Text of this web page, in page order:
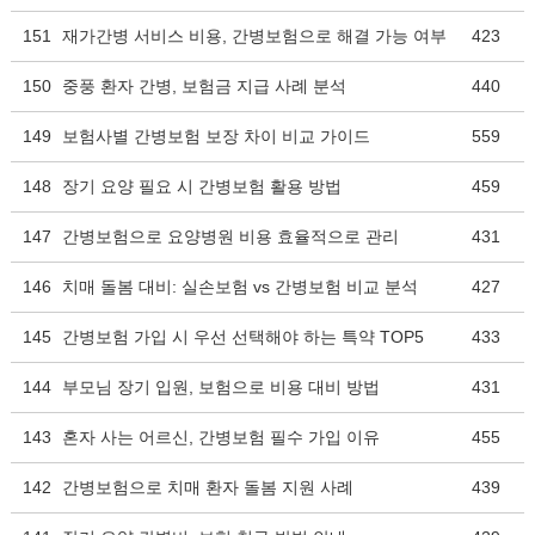
151 재가간병 서비스 비용, 간병보험으로 해결 가능 여부 423
150 중풍 환자 간병, 보험금 지급 사례 분석 440
149 보험사별 간병보험 보장 차이 비교 가이드 559
148 장기 요양 필요 시 간병보험 활용 방법 459
147 간병보험으로 요양병원 비용 효율적으로 관리 431
146 치매 돌봄 대비: 실손보험 vs 간병보험 비교 분석 427
145 간병보험 가입 시 우선 선택해야 하는 특약 TOP5 433
144 부모님 장기 입원, 보험으로 비용 대비 방법 431
143 혼자 사는 어르신, 간병보험 필수 가입 이유 455
142 간병보험으로 치매 환자 돌봄 지원 사례 439